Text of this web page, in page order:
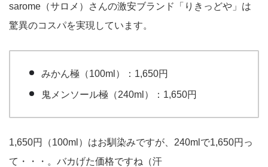
sarome（サロメ）さんの激安ブランド「りきっどや」は
驚異のコスパを実現しています。
みかん極（100ml）：1,650円
鬼メンソール極（240ml）：1,650円
1,650円（100ml）はお馴染みですが、240mlで1,650円っ
て・・・。バカげた価格ですね（汗